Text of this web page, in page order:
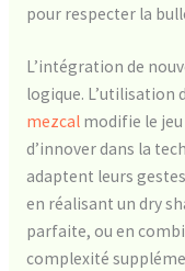
pour respecter la
L’intégration de
logique. L’utilisation
mezcalmodifie le jeu
d’innover dans la
adaptent leurs
en réalisant un dry
parfaite, ou en
complexité